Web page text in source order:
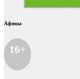
Афиша
16+